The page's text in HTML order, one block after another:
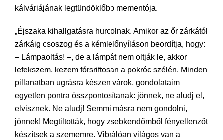
kálváriájának legtündöklőbb mementója.
„Éjszaka kihallgatásra hurcolnak. Amikor az őr zárkától
zárkáig csoszog és a kémlelőnyíláson beordítja, hogy:
– Lámpaoltás! –, de a lámpát nem oltják le, akkor
lefekszem, kezem fórsriftosan a pokróc szélén. Minden
pillanatban ugrásra készen várok, gondolataim
egyetlen pontra összpontosítanak: jönnek, ne aludj el,
elvisznek. Ne aludj! Semmi másra nem gondolni,
jönnek! Megtiltották, hogy zsebkendőmből fényellenzőt
készítsek a szememre. Vibrálóan világos van a